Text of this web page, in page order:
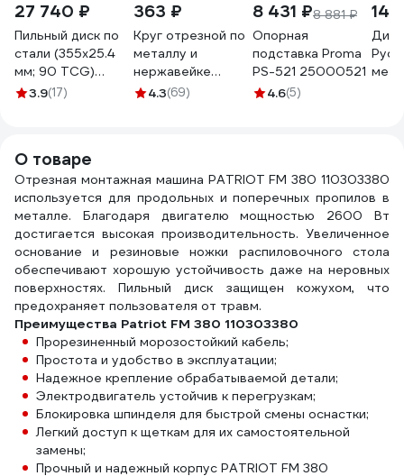
27 740 ₽
Пильный диск по
стали (355х25.4
мм; 90 TCG)
DEWALT DT1927
3.9(17)
363 ₽
Круг отрезной по
металлу и
нержавейке
(355х3.5х25.4 мм;
4.3(69)
8 431 ₽8 881 ₽
Опорная
подставка Proma
PS-521 25000521
4.6(5)
14
О товаре
Отрезная монтажная машина PATRIOT FM 380 110303380
используется для продольных и поперечных пропилов в
металле. Благодаря двигателю мощностью 2600 Вт
достигается высокая производительность. Увеличенное
основание и резиновые ножки распиловочного стола
обеспечивают хорошую устойчивость даже на неровных
поверхностях. Пильный диск защищен кожухом, что
предохраняет пользователя от травм.
Преимущества Patriot FM 380 110303380
Прорезиненный морозостойкий кабель;
Простота и удобство в эксплуатации;
Надежное крепление обрабатываемой детали;
Электродвигатель устойчив к перегрузкам;
Блокировка шпинделя для быстрой смены оснастки;
Легкий доступ к щеткам для их самостоятельной
замены;
Прочный и надежный корпус PATRIOT FM 380